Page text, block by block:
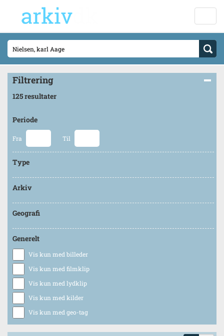
Filtrering
125 resultater
Periode
Fra Til
Type
Arkiv
Geografi
Generelt
Vis kun med billeder
Vis kun med filmklip
Vis kun med lydklip
Vis kun med kilder
Vis kun med geo-tag